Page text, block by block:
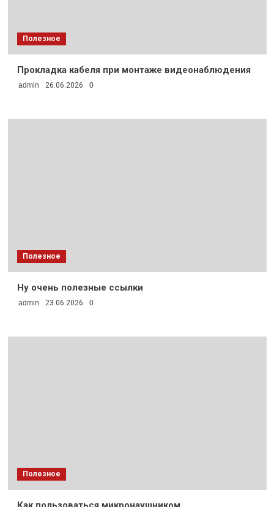
Полезное
Прокладка кабеля при монтаже видеонаблюдения
admin 26.06.2026 0
Полезное
Ну очень полезные ссылки
admin 23.06.2026 0
Полезное